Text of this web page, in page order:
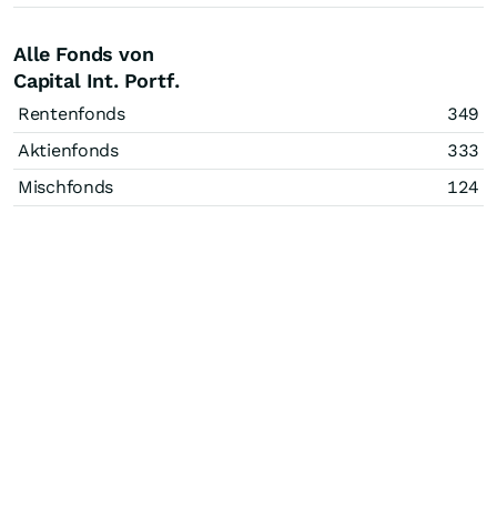
Alle Fonds von
Capital Int. Portf.
Rentenfonds
349
Aktienfonds
333
Mischfonds
124